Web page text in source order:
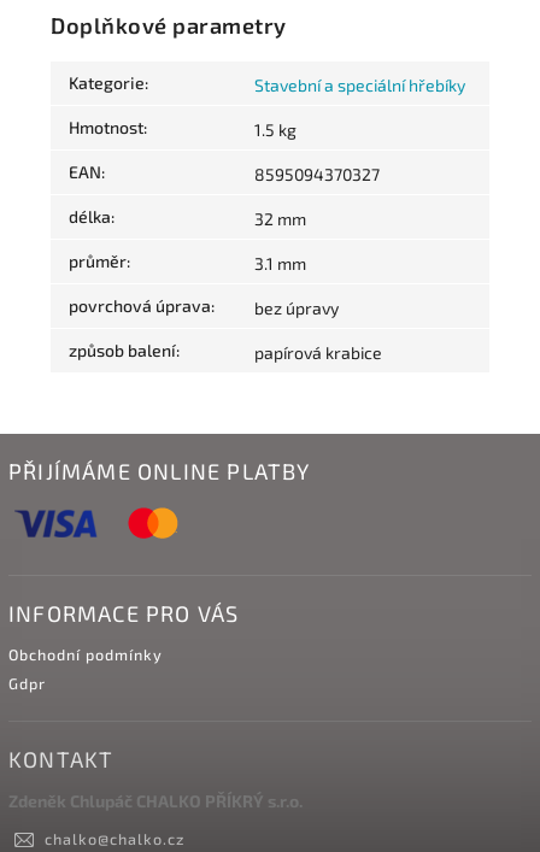
Doplňkové parametry
Kategorie: Stavební a speciální hřebíky
Hmotnost: 1.5 kg
EAN: 8595094370327
délka: 32 mm
průměr: 3.1 mm
povrchová úprava: bez úpravy
způsob balení: papírová krabice
PŘIJÍMÁME ONLINE PLATBY
INFORMACE PRO VÁS
Obchodní podmínky
Gdpr
KONTAKT
Zdeněk Chlupáč CHALKO PŘÍKRÝ s.r.o.
chalko@chalko.cz